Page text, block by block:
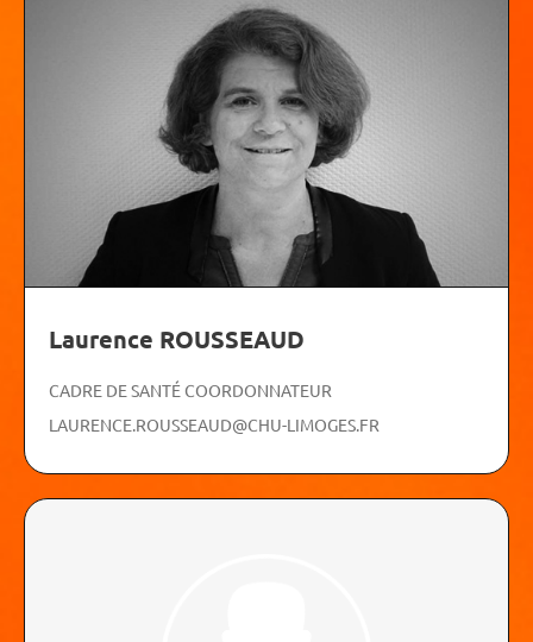
Laurence ROUSSEAUD
CADRE DE SANTÉ COORDONNATEUR
LAURENCE.ROUSSEAUD@CHU-LIMOGES.FR